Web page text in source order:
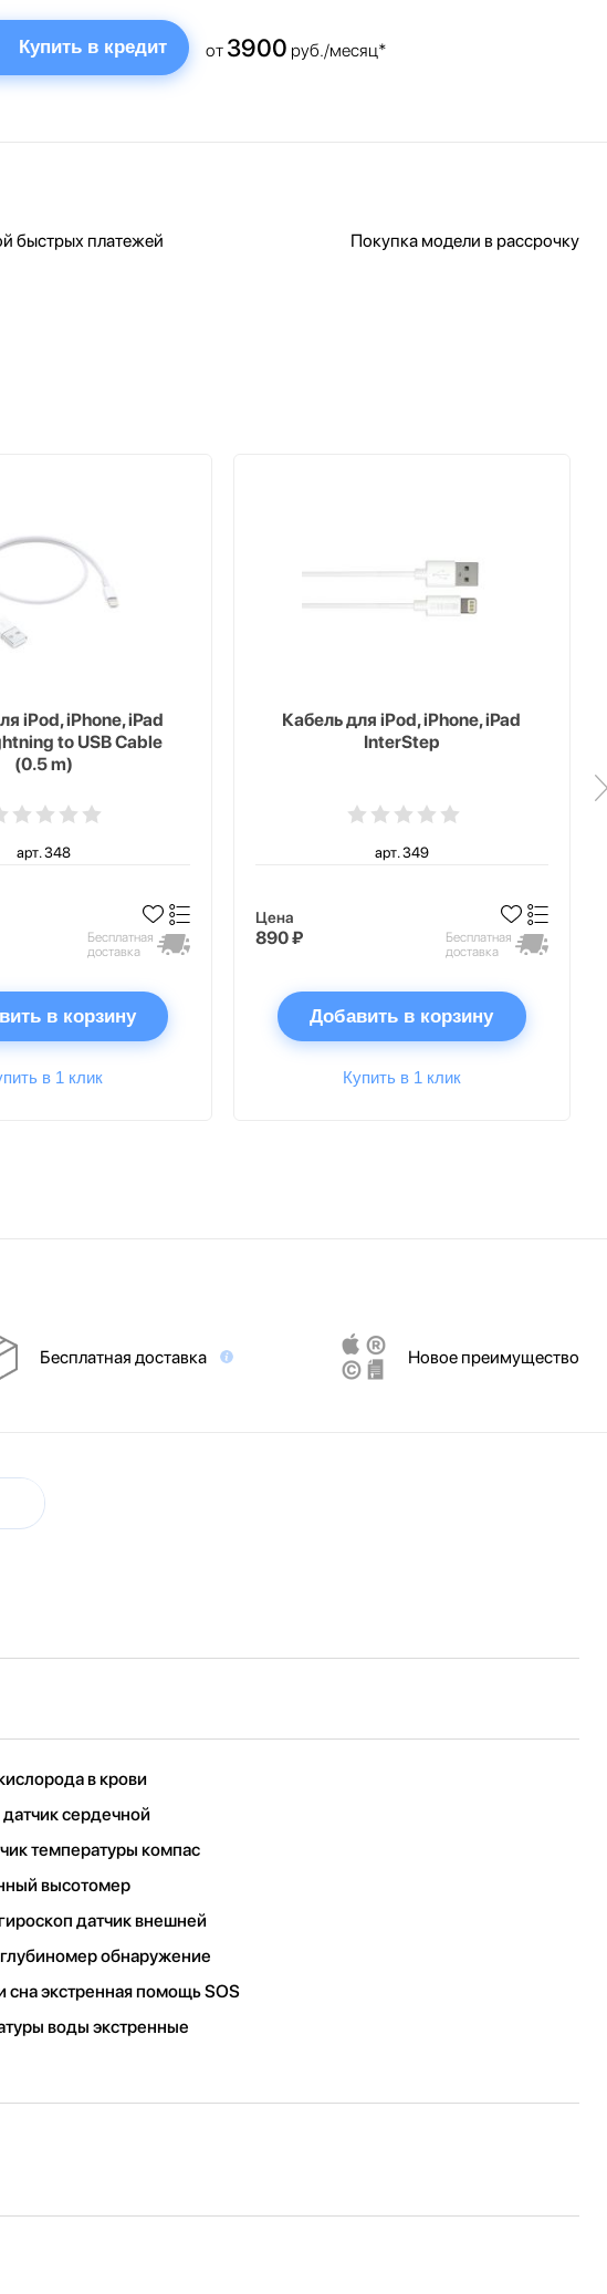
Купить в кредит от 3900 руб./месяц*
быстрых платежей Покупка модели в рассрочку
iPod, iPhone, iPad
to USB Cable
(0.5 m)
арт. 348
Бесплатная
доставка
в корзину
в 1 клик
Кабель для iPod, iPhone, iPad
InterStep
арт. 349
Цена
890 ₽
Бесплатная
доставка
Добавить в корзину
Купить в 1 клик
Бесплатная доставка Новое преимущество
в крови
сердечной
температуры компас
высотомер
датчик внешней
обнаружение
сна экстренная помощь SOS
воды экстренные